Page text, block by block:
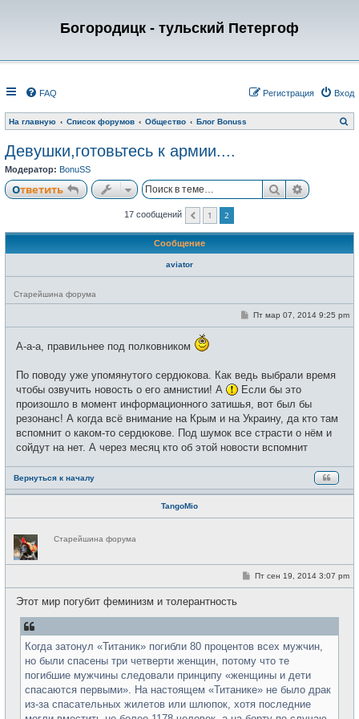
Богородицк - тульский Петергоф
FAQ Вход
Регистрация
На главную Список форумов Общество Блог Bonuss
о
Девушки,готовьтесь к армии....
Модератор: BonuSS
Ответить Поиск
17 сообщений Пред.
1 2
Сообщение
aviator
Н
е
и
Старейшина форума
С
н
и
е
Пт мар 07, 2014 9:25 pm
А-а-а, правильнее под полковником
По поводу уже упомянутого сердюкова. Как ведь выбрали время
чтобы озвучить новость о его амнистии! А
Если бы это
произошло в момент информационного затишья, вот был бы
резонанс! А когда всё внимание на Крым и на Украину, да кто там
вспомнит о каком-то сердюкове. Под шумок все страсти о нём и
сойдут на нет. А через месяц кто об этой новости вспомнит
Вернуться к началу
TangoMio
Н
в
с
и
Старейшина форума
С
е
Пт сен 19, 2014 3:07 pm
Этот мир погубит феминизм и толерантность
Когда затонул «Титаник» погибли 80 процентов всех мужчин,
но были спасены три четверти женщин, потому что те
погибшие мужчины следовали принципу «женщины и дети
спасаются первыми». На настоящем «Титанике» не было драк
из-за спасательных жилетов или шлюпок, хотя последние